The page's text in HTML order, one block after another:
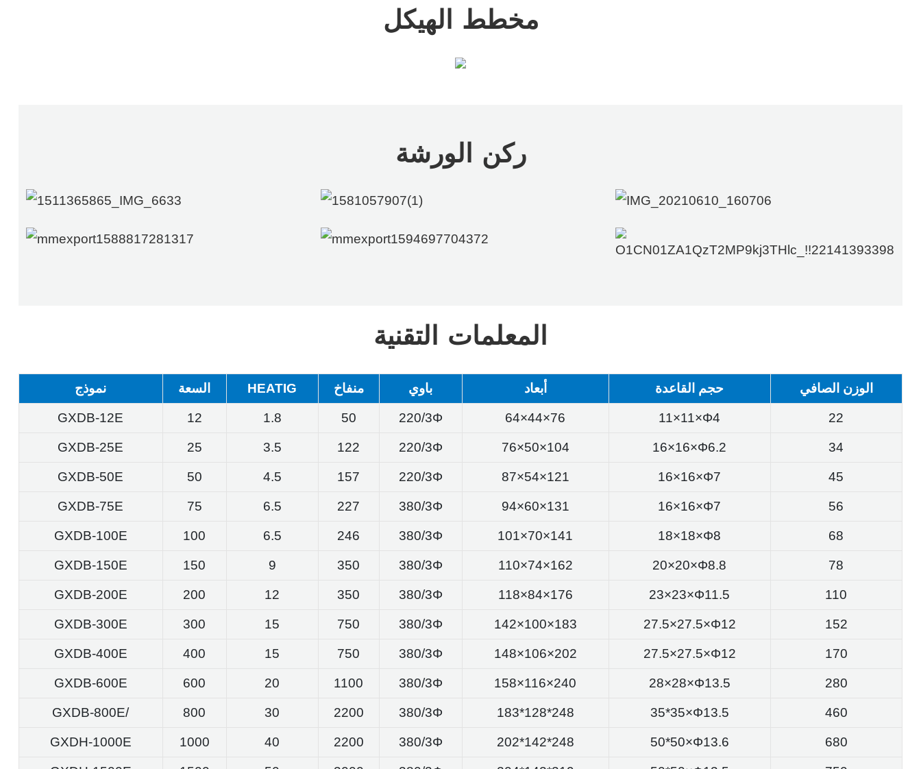
مخطط الهيكل
ركن الورشة
المعلمات التقنية
نموذج السعة HEATIG منفاخ باوي أبعاد حجم القاعدة الوزن الصافي
GXDB-12E 12 1.8 50 220/3Φ 64×44×76 11×11×Φ4 22
GXDB-25E 25 3.5 122 220/3Φ 76×50×104 16×16×Φ6.2 34
GXDB-50E 50 4.5 157 220/3Φ 87×54×121 16×16×Φ7 45
GXDB-75E 75 6.5 227 380/3Φ 94×60×131 16×16×Φ7 56
GXDB-100E 100 6.5 246 380/3Φ 101×70×141 18×18×Φ8 68
GXDB-150E 150 9 350 380/3Φ 110×74×162 20×20×Φ8.8 78
GXDB-200E 200 12 350 380/3Φ 118×84×176 23×23×Φ11.5 110
GXDB-300E 300 15 750 380/3Φ 142×100×183 27.5×27.5×Φ12 152
GXDB-400E 400 15 750 380/3Φ 148×106×202 27.5×27.5×Φ12 170
GXDB-600E 600 20 1100 380/3Φ 158×116×240 28×28×Φ13.5 280
GXDB-800E/ 800 30 2200 380/3Φ 183*128*248 35*35×Φ13.5 460
GXDH-1000E 1000 40 2200 380/3Φ 202*142*248 50*50×Φ13.6 680